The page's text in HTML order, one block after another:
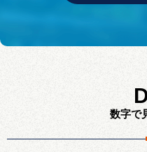
川 あかり 氏 インタビュ
私が解決します！「一
NEW 2026年07月31日 (金)
数字で